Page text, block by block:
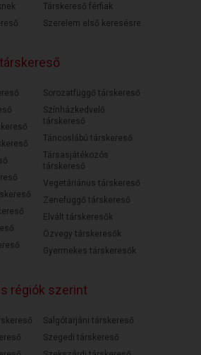
Társkereső férfiak
Szerelem első keresésre
Sorozatfüggő társkereső
Színházkedvelő
társkereső
Táncoslábú társkereső
Társasjátékozós
társkereső
Vegetáriánus társkereső
Zenefüggő társkereső
Elvált társkeresők
Özvegy társkeresők
Gyermekes társkeresők
régiók szerint
Salgótarjáni társkereső
Szegedi társkereső